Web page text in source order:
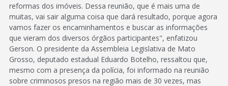
reformas dos imóveis. Dessa reunião, que é mais uma de
muitas, vai sair alguma coisa que dará resultado, porque agora
vamos fazer os encaminhamentos e buscar as informações
que vieram dos diversos órgãos participantes", enfatizou
Gerson. O presidente da Assembleia Legislativa de Mato
Grosso, deputado estadual Eduardo Botelho, ressaltou que,
mesmo com a presença da polícia, foi informado na reunião
sobre criminosos presos na região mais de 30 vezes, mas